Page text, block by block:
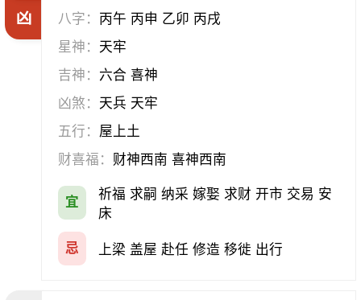
凶
八字： 丙午 丙申 乙卯 丙戌
星神： 天牢
吉神： 六合 喜神
凶煞： 天兵 天牢
五行： 屋上土
财喜福： 财神西南 喜神西南
宜
祈福 求嗣 纳采 嫁娶 求财 开市 交易 安
床
忌 上梁 盖屋 赴任 修造 移徙 出行